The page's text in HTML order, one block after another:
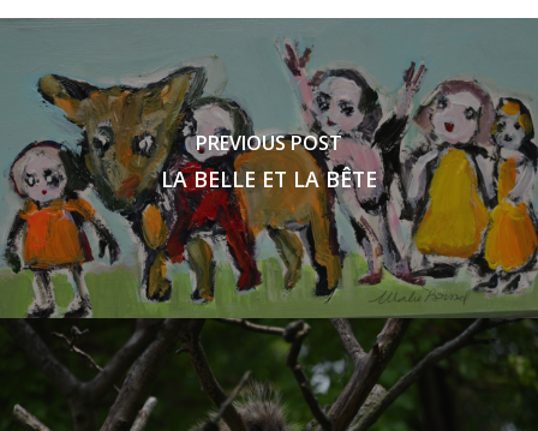
PREVIOUS POST
LA BELLE ET LA BÊTE